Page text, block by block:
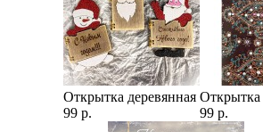
Открытка деревянная
99 р.
99 р.